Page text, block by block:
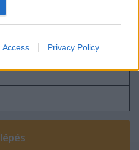
storage
enable storage
authentication
Access Privacy Policy